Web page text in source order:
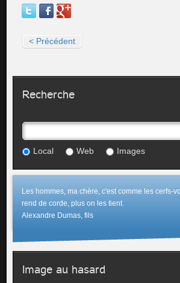
< Précédent
Recherche
Local Web Images
Les hommes, ma chère, c'est comme les cerfs-
rend de corde, plus on les tient.
Alexandre Dumas, fils
Image au hasard